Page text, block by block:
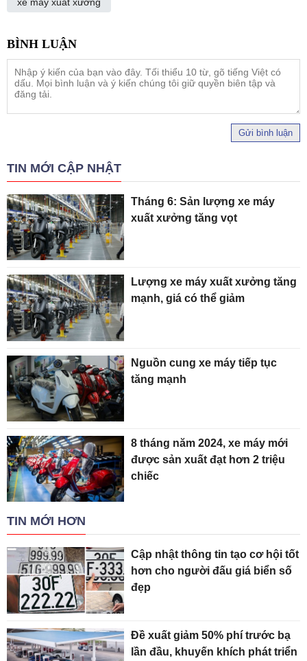
Gửi bình luận
TIN MỚI CẬP NHẬT
Tháng 6: Sản lượng xe máy
xuất xưởng tăng vọt
Lượng xe máy xuất xưởng tăng
mạnh, giá có thể giảm
Nguồn cung xe máy tiếp tục
tăng mạnh
8 tháng năm 2024, xe máy mới
được sản xuất đạt hơn 2 triệu
chiếc
TIN MỚI HƠN
Cập nhật thông tin tạo cơ hội tốt
hơn cho người đấu giá biển số
đẹp
Đề xuất giảm 50% phí trước bạ
lần đầu, khuyến khích phát triển